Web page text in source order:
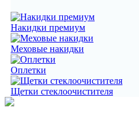
Накидки премиум
Меховые накидки
Оплетки
Щетки стеклоочистителя